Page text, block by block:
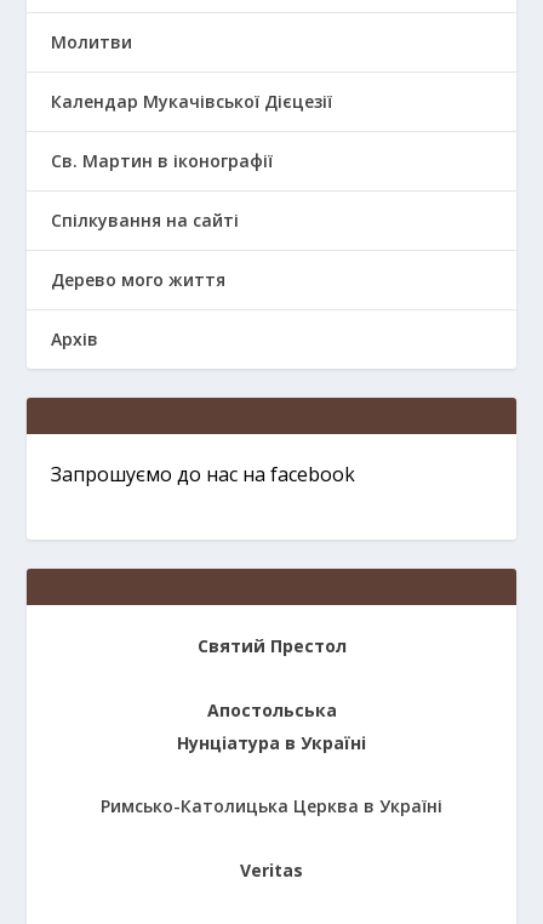
Молитви
Календар Мукачівської Дієцезії
Св. Мартин в іконографії
Спілкування на сайті
Дерево мого життя
Архів
Запрошуємо до нас на facebook
Святий Престол
Апостольська
Нунціатура в Україні
Римсько-Католицька Церква в Україні
Veritas